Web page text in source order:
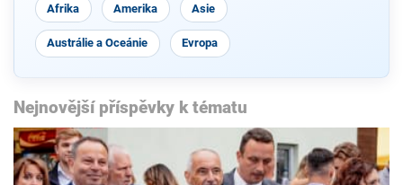
Afrika Amerika Asie
Austrálie a Oceánie Evropa
Nejnovější příspěvky k tématu